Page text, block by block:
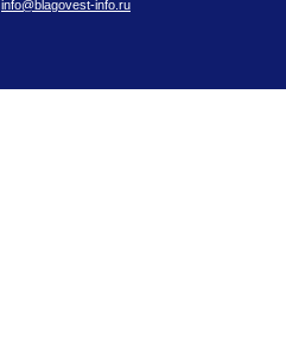
info@blagovest-info.ru